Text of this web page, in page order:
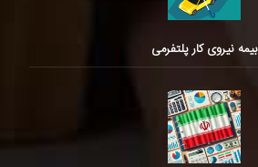
بیمه نیروی کار پلتفرمی